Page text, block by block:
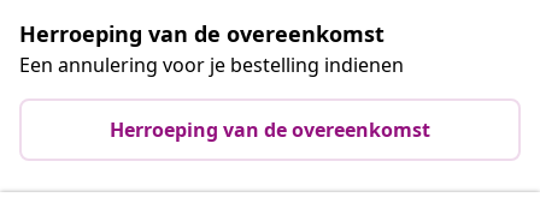
Herroeping van de overeenkomst
Een annulering voor je bestelling indienen
Herroeping van de overeenkomst